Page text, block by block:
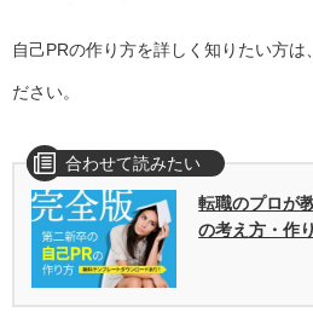
自己PRの作り方を詳しく知りたい方は
ださい。
転職のプロが
の考え方・作